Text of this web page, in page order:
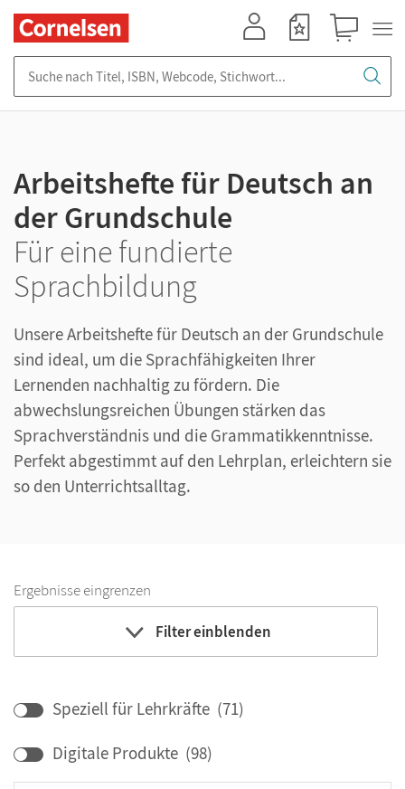
Arbeitshefte für Deutsch an
der Grundschule
Für eine fundierte
Sprachbildung
Unsere Arbeitshefte für Deutsch an der Grundschule
sind ideal, um die Sprachfähigkeiten Ihrer
Lernenden nachhaltig zu fördern. Die
abwechslungsreichen Übungen stärken das
Sprachverständnis und die Grammatikkenntnisse.
Perfekt abgestimmt auf den Lehrplan, erleichtern sie
so den Unterrichtsalltag.
Ergebnisse eingrenzen
Filter einblenden
Klassenstufe
Speziell für Lehrkräfte (71)
Digitale Produkte (98)